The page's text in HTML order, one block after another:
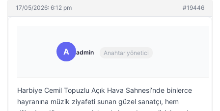
17/05/2026: 6:12 pm #19446
A admin Anahtar yönetici
Harbiye Cemil Topuzlu Açık Hava Sahnesi’nde binlerce
hayranına müzik ziyafeti sunan güzel sanatçı, hem